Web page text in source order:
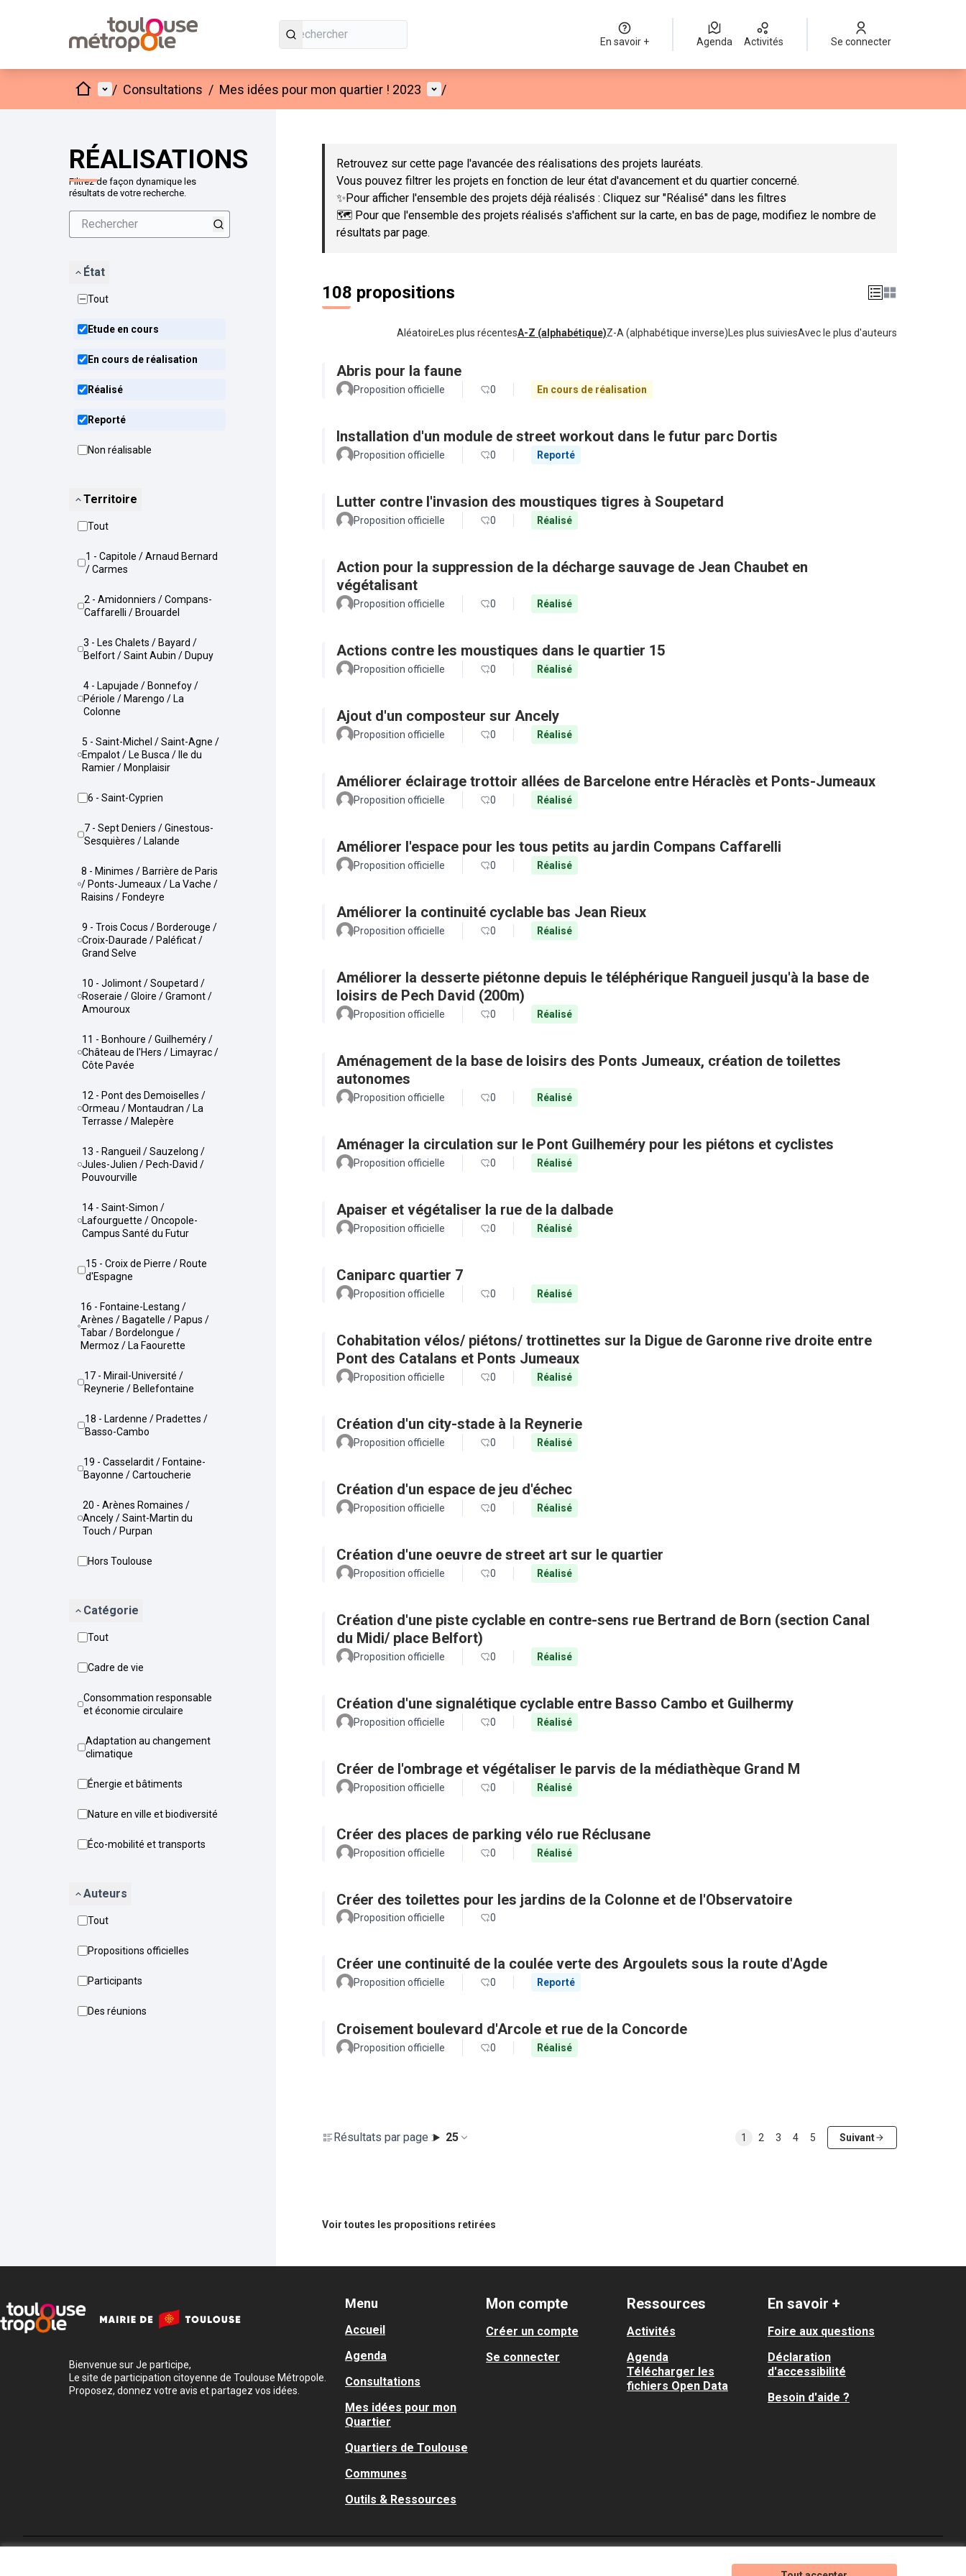
En savoir + Agenda Activités Se connecter
AccueilMenu principal
/ Consultations / Mes idées pour mon quartier ! 2023 Menu utilisateur
/
RÉALISATIONS
Filtrez de façon dynamique les
résultats de votre recherche.
État
Tout
Etude en cours
En cours de réalisation
Réalisé
Reporté
Non réalisable
Territoire
Tout
1 - Capitole / Arnaud Bernard
/ Carmes
2 - Amidonniers / Compans-
Caffarelli / Brouardel
3 - Les Chalets / Bayard /
Belfort / Saint Aubin / Dupuy
4 - Lapujade / Bonnefoy /
Périole / Marengo / La
Colonne
5 - Saint-Michel / Saint-Agne /
Empalot / Le Busca / Ile du
Ramier / Monplaisir
6 - Saint-Cyprien
7 - Sept Deniers / Ginestous-
Sesquières / Lalande
8 - Minimes / Barrière de Paris
/ Ponts-Jumeaux / La Vache /
Raisins / Fondeyre
9 - Trois Cocus / Borderouge /
Croix-Daurade / Paléficat /
Grand Selve
10 - Jolimont / Soupetard /
Roseraie / Gloire / Gramont /
Amouroux
11 - Bonhoure / Guilheméry /
Château de l'Hers / Limayrac /
Côte Pavée
12 - Pont des Demoiselles /
Ormeau / Montaudran / La
Terrasse / Malepère
13 - Rangueil / Sauzelong /
Jules-Julien / Pech-David /
Pouvourville
14 - Saint-Simon /
Lafourguette / Oncopole-
Campus Santé du Futur
15 - Croix de Pierre / Route
d'Espagne
16 - Fontaine-Lestang /
Arènes / Bagatelle / Papus /
Tabar / Bordelongue /
Mermoz / La Faourette
17 - Mirail-Université /
Reynerie / Bellefontaine
18 - Lardenne / Pradettes /
Basso-Cambo
19 - Casselardit / Fontaine-
Bayonne / Cartoucherie
20 - Arènes Romaines /
Ancely / Saint-Martin du
Touch / Purpan
Hors Toulouse
Catégorie
Tout
Cadre de vie
Consommation responsable
et économie circulaire
Adaptation au changement
climatique
Énergie et bâtiments
Nature en ville et biodiversité
Éco-mobilité et transports
Auteurs
Tout
Propositions officielles
Participants
Des réunions
Passer la carte
Retrouvez sur cette page l'avancée des réalisations des projets lauréats.
Vous pouvez filtrer les projets en fonction de leur état d'avancement et du quartier concerné.
✨Pour afficher l'ensemble des projets déjà réalisés : Cliquez sur "Réalisé" dans les filtres
🗺️ Pour que l'ensemble des projets réalisés s'affichent sur la carte, en bas de page, modifiez le nombre de
résultats par page.
108 propositions
Aléatoire Les plus récentesA-Z (alphabétique)Z-A (alphabétique inverse) Les plus suiviesAvec le plus d'auteurs
Abris pour la faune
Proposition officielle 0 En cours de réalisation
Installation d'un module de street workout dans le futur parc Dortis
Proposition officielle 0 Reporté
Lutter contre l'invasion des moustiques tigres à Soupetard
Proposition officielle 0 Réalisé
Action pour la suppression de la décharge sauvage de Jean Chaubet en
végétalisant
Proposition officielle 0 Réalisé
Actions contre les moustiques dans le quartier 15
Proposition officielle 0 Réalisé
Ajout d'un composteur sur Ancely
Proposition officielle 0 Réalisé
Améliorer éclairage trottoir allées de Barcelone entre Héraclès et Ponts-Jumeaux
Proposition officielle 0 Réalisé
Améliorer l'espace pour les tous petits au jardin Compans Caffarelli
Proposition officielle 0 Réalisé
Améliorer la continuité cyclable bas Jean Rieux
Proposition officielle 0 Réalisé
Améliorer la desserte piétonne depuis le téléphérique Rangueil jusqu'à la base de
loisirs de Pech David (200m)
Proposition officielle 0 Réalisé
Aménagement de la base de loisirs des Ponts Jumeaux, création de toilettes
autonomes
Proposition officielle 0 Réalisé
Aménager la circulation sur le Pont Guilheméry pour les piétons et cyclistes
Proposition officielle 0 Réalisé
Apaiser et végétaliser la rue de la dalbade
Proposition officielle 0 Réalisé
Caniparc quartier 7
Proposition officielle 0 Réalisé
Cohabitation vélos/ piétons/ trottinettes sur la Digue de Garonne rive droite entre
Pont des Catalans et Ponts Jumeaux
Proposition officielle 0 Réalisé
Création d'un city-stade à la Reynerie
Proposition officielle 0 Réalisé
Création d'un espace de jeu d'échec
Proposition officielle 0 Réalisé
Création d'une oeuvre de street art sur le quartier
Proposition officielle 0 Réalisé
Création d'une piste cyclable en contre-sens rue Bertrand de Born (section Canal
du Midi/ place Belfort)
Proposition officielle 0 Réalisé
Création d'une signalétique cyclable entre Basso Cambo et Guilhermy
Proposition officielle 0 Réalisé
Créer de l'ombrage et végétaliser le parvis de la médiathèque Grand M
Proposition officielle 0 Réalisé
Créer des places de parking vélo rue Réclusane
Proposition officielle 0 Réalisé
Créer des toilettes pour les jardins de la Colonne et de l'Observatoire
Proposition officielle 0
Créer une continuité de la coulée verte des Argoulets sous la route d'Agde
Proposition officielle 0 Reporté
Croisement boulevard d'Arcole et rue de la Concorde
Proposition officielle 0 Réalisé
Résultats par page : 25 1 2 3 4 5 Suivant
Voir toutes les propositions retirées
Bienvenue sur Je participe,
Le site de participation citoyenne de Toulouse Métropole.
Proposez, donnez votre avis et partagez vos idées.
Menu
Accueil
Agenda
Consultations
Mes idées pour mon
Quartier
Quartiers de Toulouse
Communes
Outils & Ressources
Mon compte
Créer un compte
Se connecter
Ressources
Activités
Agenda
Télécharger les
fichiers Open Data
En savoir +
Foire aux questions
Déclaration
d'accessibilité
Besoin d'aide ?